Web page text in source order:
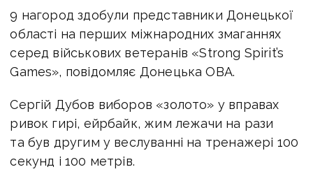
9 нагород здобули представники Донецької
області на перших міжнародних змаганнях
серед військових ветеранів «Strong Spirit’s
Games», повідомляє Донецька ОВА.
Сергій Дубов виборов «золото» у вправах
ривок гирі, ейрбайк, жим лежачи на рази
та був другим у веслуванні на тренажері 100
секунд і 100 метрів.